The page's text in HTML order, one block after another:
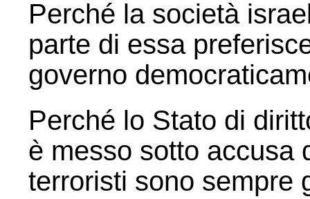
Perché la società
parte di essa
governo
Perché lo Stato di
è messo sotto accusa
terroristi sono sempre